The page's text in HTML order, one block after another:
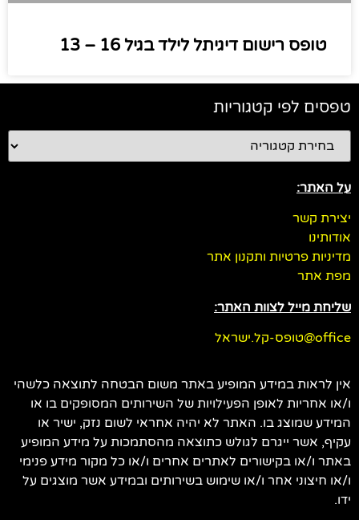
טופס רישום דיגיתל לילד בגיל 16 – 13
טפסים לפי קטגוריות
על האתר:
יצירת קשר
אודותינו
מדיניות פרטיות ותקנון אתר
מפת אתר
שליחת מייל לצוות האתר:
office@טופס-קל.ישראל
אין לראות במידע המופיע באתר משום הבטחה לתוצאה כלשהי
ו/או אחריות לאופן הפעילויות של השירותים המסופקים בו או
המידע שמוצג בו. האתר לא יהיה אחראי לשום נזק, ישיר או
עקיף, אשר ייגרם לגולש כתוצאה מהסתמכות על מידע המופיע
באתר ו/או בקישורים לאתרים אחרים ו/או כל מקור מידע פנימי
ו/או חיצוני אחר ו/או שימוש בשירותים ובמידע אשר מוצגים על
ידו.